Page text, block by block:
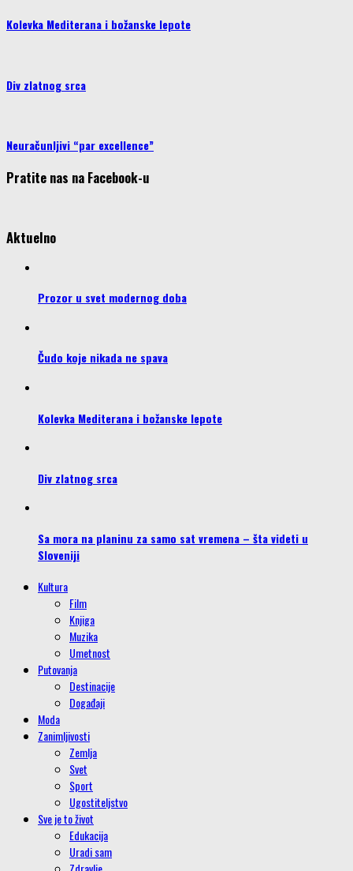
Kolevka Mediterana i božanske lepote
Div zlatnog srca
Neuračunljivi “par excellence”
Pratite nas na Facebook-u
Aktuelno
Prozor u svet modernog doba
Čudo koje nikada ne spava
Kolevka Mediterana i božanske lepote
Div zlatnog srca
Sa mora na planinu za samo sat vremena – šta videti u
Sloveniji
Kultura
Film
Knjiga
Muzika
Umetnost
Putovanja
Destinacije
Događaji
Moda
Zanimljivosti
Zemlja
Svet
Sport
Ugostiteljstvo
Sve je to život
Edukacija
Uradi sam